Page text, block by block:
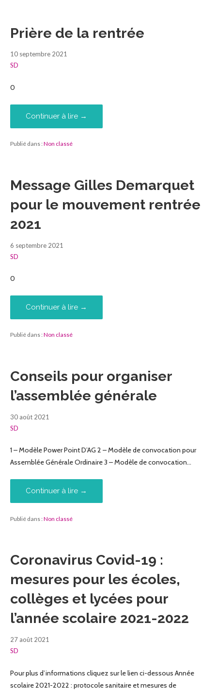
Prière de la rentrée
10 septembre 2021
SD
0
Continuer à lire →
Publié dans :Non classé
Message Gilles Demarquet
pour le mouvement rentrée
2021
6 septembre 2021
SD
0
Continuer à lire →
Publié dans :Non classé
Conseils pour organiser
l’assemblée générale
30 août 2021
SD
1 – Modèle Power Point D’AG 2 – Modèle de convocation pour
Assemblée Générale Ordinaire 3 – Modèle de convocation…
Continuer à lire →
Publié dans :Non classé
Coronavirus Covid-19 :
mesures pour les écoles,
collèges et lycées pour
l’année scolaire 2021-2022
27 août 2021
SD
Pour plus d’informations cliquez sur le lien ci-dessous Année
scolaire 2021-2022 : protocole sanitaire et mesures de